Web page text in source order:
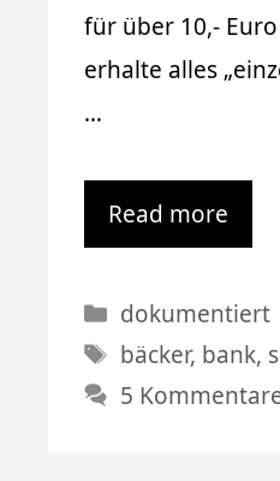
für über 10,-
erhalte alles
…
Read more
Kategorien
dokumentiert
Schlagwörter
bäcker, bank,
5